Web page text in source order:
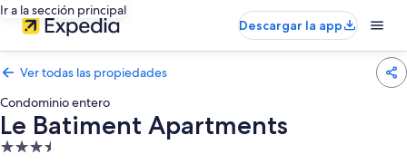
Ir a la sección principal
Descargar la app
Ver todas las propiedades
Condominio entero
Le Batiment Apartments
Propiedad